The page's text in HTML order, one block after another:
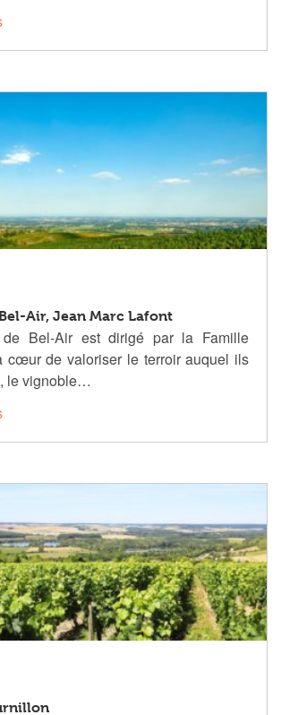
Air, Jean Marc Lafont
Bel-Air est dirigé par la Famille
cœur de valoriser le terroir auquel ils
le vignoble…